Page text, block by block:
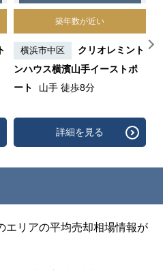
築年数が近い
横浜市中区
クリオレミント
ンハウス横濱山手イーストポ
ート
山手 徒歩8分
詳細を見る
エリアの平均売却相場情報が